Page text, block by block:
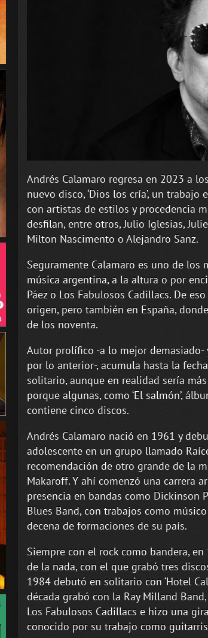
Andrés Calamaro regresa en 2023 a
nuevo disco, ‘Dios los cría’, un
con artistas de estilos y procedencia
desfilan, entre otros, Julio Iglesias,
Milton Nascimento o Alejandro Sanz.
Seguramente Calamaro es uno de los
música argentina, a la altura o por
Páez o Los Fabulosos Cadillacs. De
origen, pero también en España,
de los noventa.
Autor prolífico -a lo mejor demasiado-
por lo anterior-, acumula hasta la
solitario, aunque en realidad sería
porque algunas, como ‘El salmón’,
contiene cinco discos.
Andrés Calamaro nació en 1961 y
adolescente en un grupo llamado
recomendación de otro grande de la
Makaroff. Y ahí comenzó una carrera
presencia en bandas como Dickinson
Blues Band, con trabajos como
decena de formaciones de su país.
Siempre con el rock como bandera,
de la nada, con el que grabó tres
1984 debutó en solitario con ‘Hotel
década grabó con la Ray Milland
Los Fabulosos Cadillacs e hizo una
conocido por su trabajo como